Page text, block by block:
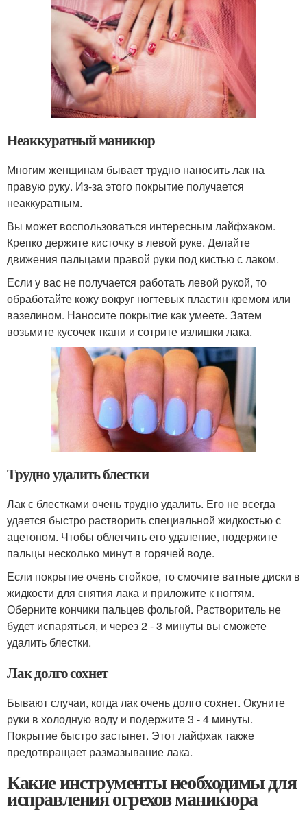
Неаккуратный маникюр
Многим женщинам бывает трудно наносить лак на
правую руку. Из-за этого покрытие получается
неаккуратным.
Вы может воспользоваться интересным лайфхаком.
Крепко держите кисточку в левой руке. Делайте
движения пальцами правой руки под кистью с лаком.
Если у вас не получается работать левой рукой, то
обработайте кожу вокруг ногтевых пластин кремом или
вазелином. Наносите покрытие как умеете. Затем
возьмите кусочек ткани и сотрите излишки лака.
Трудно удалить блестки
Лак с блестками очень трудно удалить. Его не всегда
удается быстро растворить специальной жидкостью с
ацетоном. Чтобы облегчить его удаление, подержите
пальцы несколько минут в горячей воде.
Если покрытие очень стойкое, то смочите ватные диски в
жидкости для снятия лака и приложите к ногтям.
Оберните кончики пальцев фольгой. Растворитель не
будет испаряться, и через 2 - 3 минуты вы сможете
удалить блестки.
Лак долго сохнет
Бывают случаи, когда лак очень долго сохнет. Окуните
руки в холодную воду и подержите 3 - 4 минуты.
Покрытие быстро застынет. Этот лайфхак также
предотвращает размазывание лака.
Какие инструменты необходимы для
исправления огрехов маникюра